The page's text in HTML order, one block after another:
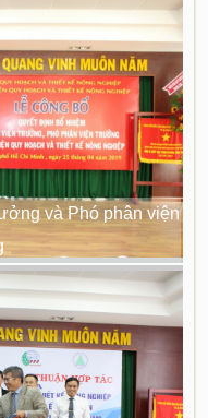
và Phó phân viện